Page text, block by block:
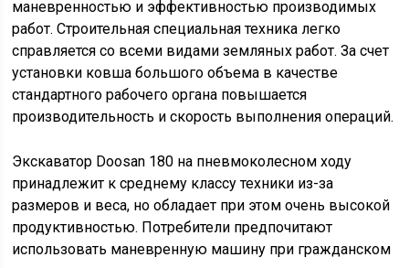
маневренностью и эффективностью производимых
работ. Строительная специальная техника легко
справляется со всеми видами земляных работ. За счет
установки ковша большого объема в качестве
стандартного рабочего органа повышается
производительность и скорость выполнения операций.
Экскаватор Doosan 180 на пневмоколесном ходу
принадлежит к среднему классу техники из-за
размеров и веса, но обладает при этом очень высокой
продуктивностью. Потребители предпочитают
использовать маневренную машину при гражданском